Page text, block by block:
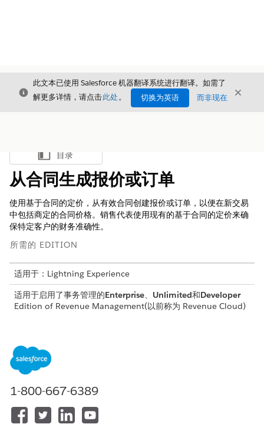
关闭
此文本已使用 Salesforce 机器翻译系统进行翻译。如需了
解更多详情，请点击此处。 切换为英语 而非现在 关闭
显示目录
目录
从合同生成报价或订单
使用基于合同的定价，从有效合同创建报价或订单，以便在新交易
中包括商定的合同价格。销售代表使用现有的基于合同的定价来确
保特定客户的财务准确性。
所需的 EDITION
适用于：Lightning Experience
适用于启用了事务管理的Enterprise、 Unlimited和Developer
Edition of Revenue Management(以前称为 Revenue Cloud)
要使用合同定价：
创建报价：
1-800-667-6389